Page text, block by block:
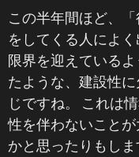
この半年間ほど、
をしてくる人によ
限界を迎えている
たような、建設性
じですね。 これは
性を伴わないこと
かと思ったりもし